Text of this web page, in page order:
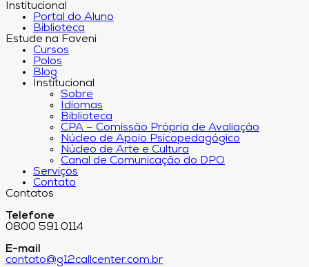
Institucional
Portal do Aluno
Biblioteca
Estude na Faveni
Cursos
Polos
Blog
Institucional
Sobre
Idiomas
Biblioteca
CPA – Comissão Própria de Avaliação
Núcleo de Apoio Psicopedagógico
Núcleo de Arte e Cultura
Canal de Comunicação do DPO
Serviços
Contato
Contatos
Telefone
0800 591 0114
E-mail
contato@g12callcenter.com.br